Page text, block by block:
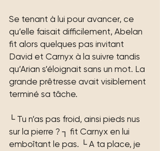
Se tenant à lui pour avancer, ce
qu’elle faisait difficilement, Abelan
fit alors quelques pas invitant
David et Carnyx à la suivre tandis
qu’Arian s’éloignait sans un mot. La
grande prêtresse avait visiblement
terminé sa tâche.
└ Tu n’as pas froid, ainsi pieds nus
sur la pierre ? ┐ fit Carnyx en lui
emboîtant le pas. └ A ta place, je